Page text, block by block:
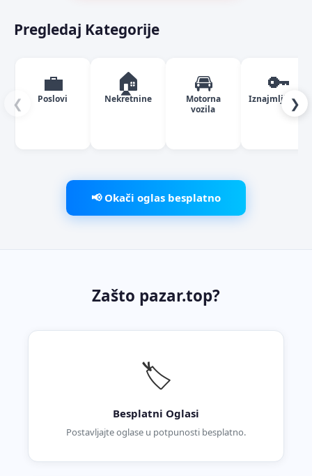
Pregledaj Kategorije
❮
💼
Poslovi
🏠
Nekretnine
🚘
Motorna
vozila
🔑
Iznajmljivanje
❯
📢 Okači oglas besplatno
Zašto pazar.top?
🏷️
Besplatni Oglasi
Postavljajte oglase u potpunosti besplatno.